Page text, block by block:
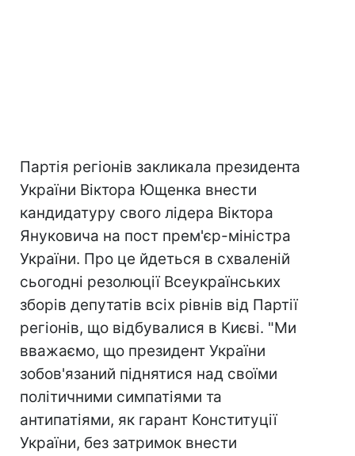
Партія регіонів закликала президента
України Віктора Ющенка внести
кандидатуру свого лідера Віктора
Януковича на пост прем'єр-міністра
України. Про це йдеться в схваленій
сьогодні резолюції Всеукраїнських
зборів депутатів всіх рівнів від Партії
регіонів, що відбувалися в Києві. "Ми
вважаємо, що президент України
зобов'язаний піднятися над своїми
політичними симпатіями та
антипатіями, як гарант Конституції
України, без затримок внести